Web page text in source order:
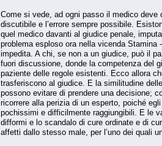
Come si vede, ad ogni passo il medico
discutibile e l’errore sempre possibile.
quel medico davanti al giudice penale,
problema esploso ora nella vicenda
impedita. A chi, se non a un giudice, può il
fuori discussione, donde la competenza del
paziente delle regole esistenti. Ecco allora
trasferiscono al giudice. E la similitudine
possono evitare di prendere una decisione;
ricorrere alla perizia di un esperto, poiché
pochissimi e difficilmente raggiungibili. E le
difformi e lo scandalo di cure ordinate e di
affetti dallo stesso male, per l’uno dei quali